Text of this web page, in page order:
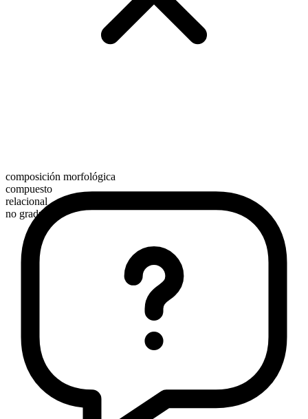
composición morfológica
compuesto
relacional
no graduable